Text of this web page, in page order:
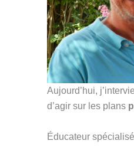
Aujourd’hui,
d’agir sur les plans
Éducateur